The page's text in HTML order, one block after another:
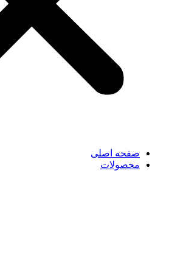
صفحه اصلی
محصولات